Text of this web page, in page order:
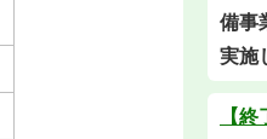
備事
実施
【